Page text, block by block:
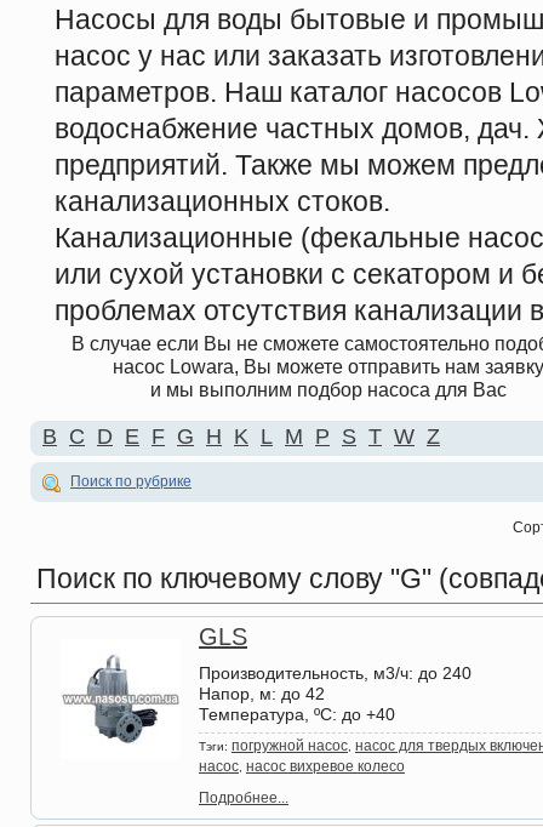
Насосы для воды бытовые и
насос у нас или заказать
параметров. Наш каталог насосов
водоснабжение частных домов,
предприятий. Также мы можем
канализационных стоков.
Канализационные (фекальные
или сухой установки с секатором и
проблемах отсутствия
В случае если Вы не сможете самостоятельно
насос Lowara, Вы можете отправить нам заявку
и мы выполним подбор насоса для Вас
B C D E F G H K L M P S T W Z
Поиск по рубрике
Поиск по ключевому слову "G"
GLS
Производительность, м3/ч: до 240
Напор, м: до 42
Температура, ºС: до +40
Тэги: погружной насос насос для твердых
насос насос вихревое колесо
Подробнее...